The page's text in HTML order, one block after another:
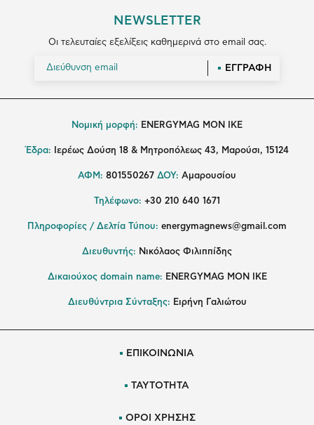
NEWSLETTER
Οι τελευταίες εξελίξεις καθημερινά στο email σας.
ΕΓΓΡΑΦΗ
Νομική μορφή: ENERGYMAG MON IKE
Έδρα: Ιερέως Δούση 18 & Μητροπόλεως 43, Μαρούσι, 15124
ΑΦΜ: 801550267 ΔΟΥ: Αμαρουσίου
Τηλέφωνο: +30 210 640 1671
Πληροφορίες / Δελτία Τύπου: energymagnews@gmail.com
Διευθυντής: Νικόλαος Φιλιππίδης
Δικαιούχος domain name: ENERGYMAG ΜΟΝ ΙΚΕ
Διευθύντρια Σύνταξης: Ειρήνη Γαλιώτου
ΕΠΙΚΟΙΝΩΝΙΑ
ΤΑΥΤΟΤΗΤΑ
ΟΡΟΙ ΧΡΗΣΗΣ